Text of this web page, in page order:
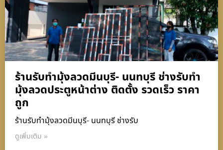
ร้านรับทำมุ้งลวดมีนบุรี- นนทบุรี ช่างรับทำ
มุ้งลวดประตูหน้าต่าง ติดตั้ง รวดเร็ว ราคา
ถูก
ร้านรับทำมุ้งลวดมีนบุรี- นนทบุรี ช่างรับ
ดูเพิ่มเติม »